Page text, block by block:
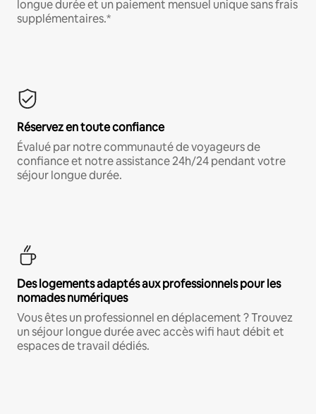
longue durée et un paiement mensuel unique sans frais
supplémentaires.*
Réservez en toute confiance
Évalué par notre communauté de voyageurs de
confiance et notre assistance 24h/24 pendant votre
séjour longue durée.
Des logements adaptés aux professionnels pour les
nomades numériques
Vous êtes un professionnel en déplacement ? Trouvez
un séjour longue durée avec accès wifi haut débit et
espaces de travail dédiés.